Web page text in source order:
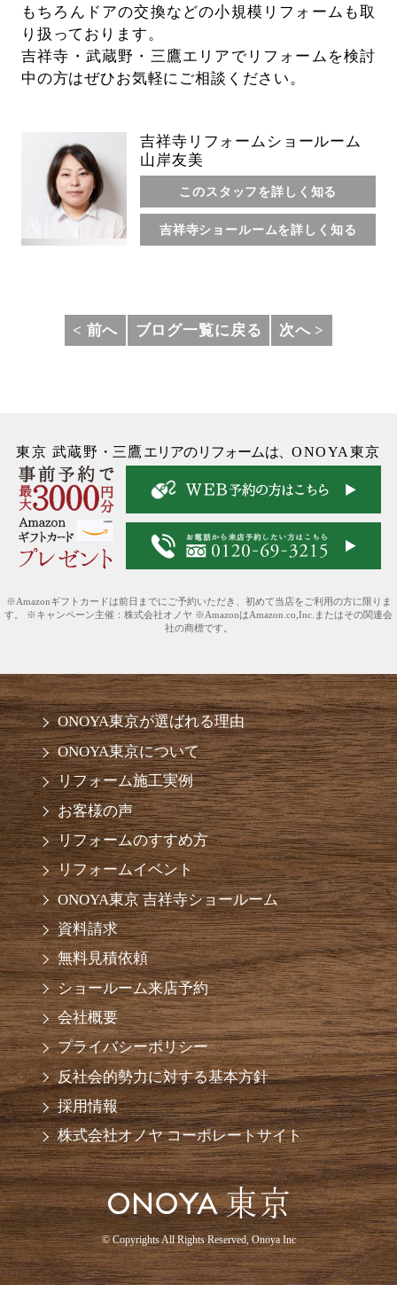
もちろんドアの交換などの小規模リフォームも取
り扱っております。
吉祥寺・武蔵野・三鷹エリアでリフォームを検討
中の方はぜひお気軽にご相談ください。
吉祥寺リフォームショールーム
山岸友美
このスタッフを詳しく知る
吉祥寺ショールームを詳しく知る
< 前へ ブログ一覧に戻る 次へ >
東京 武蔵野 ・ 三鷹 エリアのリフォームは、ONOYA東京
※Amazonギフトカードは前日までにご予約いただき、初めて当店をご利用の方に限りま
す。 ※キャンペーン主催：株式会社オノヤ ※AmazonはAmazon.co,Inc.またはその関連会
社の商標です。
ONOYA東京が選ばれる理由
ONOYA東京について
リフォーム施工実例
お客様の声
リフォームのすすめ方
リフォームイベント
ONOYA東京 吉祥寺ショールーム
資料請求
無料見積依頼
ショールーム来店予約
会社概要
プライバシーポリシー
反社会的勢力に対する基本方針
採用情報
株式会社オノヤ コーポレートサイト
© Copyrights All Rights Reserved, Onoya Inc